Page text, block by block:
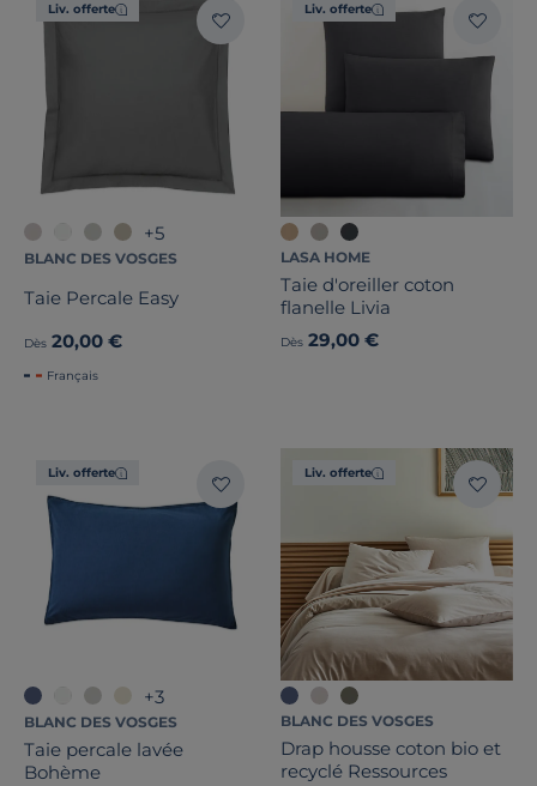
Liv. offerte
+5
BLANC DES VOSGES
Taie Percale Easy
Dès 20,00 €
Français
Liv. offerte
LASA HOME
Taie d'oreiller coton
flanelle Livia
Dès 29,00 €
Liv. offerte
+3
BLANC DES VOSGES
Taie percale lavée
Bohème
Liv. offerte
BLANC DES VOSGES
Drap housse coton bio et
recyclé Ressources